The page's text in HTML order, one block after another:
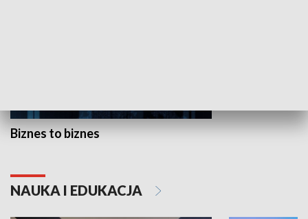
Biznes to biznes
NAUKA I EDUKACJA